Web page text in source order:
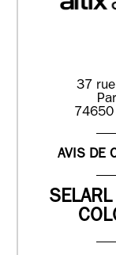
37
74650
AVIS DE